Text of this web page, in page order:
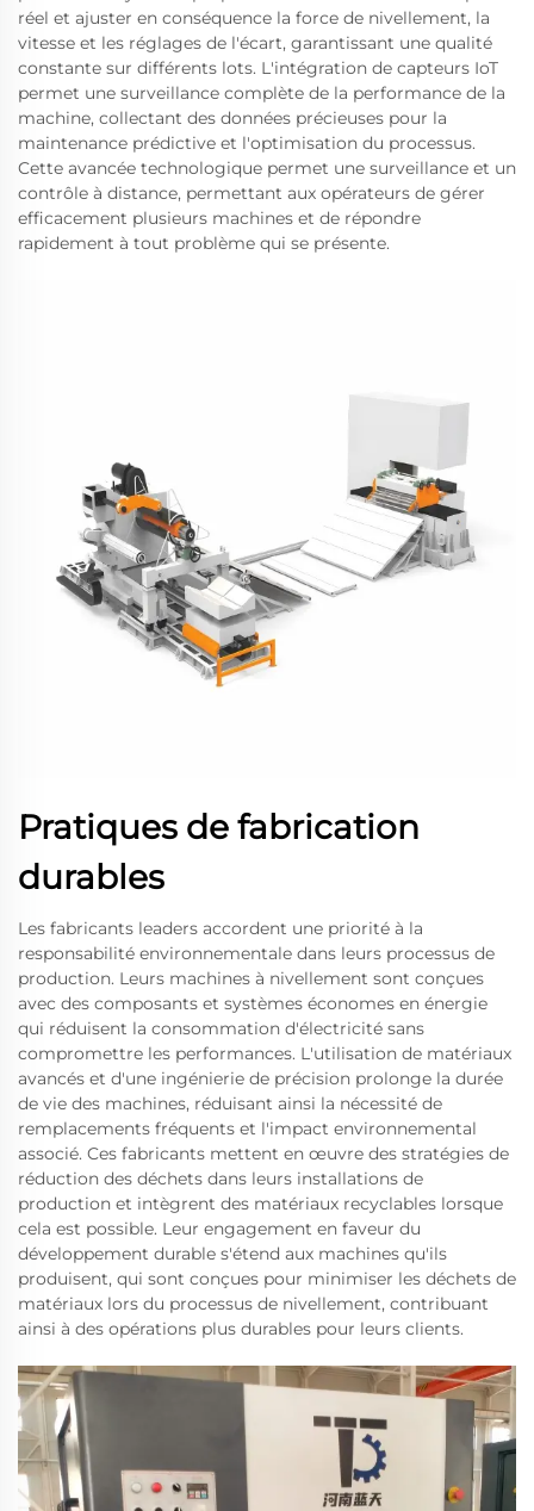
réel et ajuster en conséquence la force de nivellement, la
vitesse et les réglages de l'écart, garantissant une qualité
constante sur différents lots. L'intégration de capteurs IoT
permet une surveillance complète de la performance de la
machine, collectant des données précieuses pour la
maintenance prédictive et l'optimisation du processus.
Cette avancée technologique permet une surveillance et un
contrôle à distance, permettant aux opérateurs de gérer
efficacement plusieurs machines et de répondre
rapidement à tout problème qui se présente.
Pratiques de fabrication
durables
Les fabricants leaders accordent une priorité à la
responsabilité environnementale dans leurs processus de
production. Leurs machines à nivellement sont conçues
avec des composants et systèmes économes en énergie
qui réduisent la consommation d'électricité sans
compromettre les performances. L'utilisation de matériaux
avancés et d'une ingénierie de précision prolonge la durée
de vie des machines, réduisant ainsi la nécessité de
remplacements fréquents et l'impact environnemental
associé. Ces fabricants mettent en œuvre des stratégies de
réduction des déchets dans leurs installations de
production et intègrent des matériaux recyclables lorsque
cela est possible. Leur engagement en faveur du
développement durable s'étend aux machines qu'ils
produisent, qui sont conçues pour minimiser les déchets de
matériaux lors du processus de nivellement, contribuant
ainsi à des opérations plus durables pour leurs clients.